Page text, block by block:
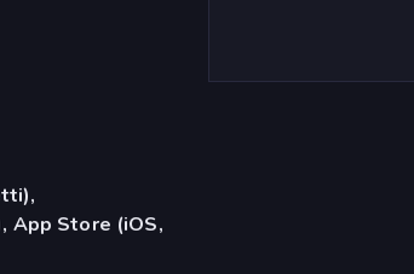
App Store (iOS,